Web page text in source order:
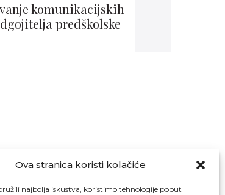
Ova stranica koristi kolačiće
najbolja iskustva, koristimo tehnologije poput
komunikacijskih
predškolske